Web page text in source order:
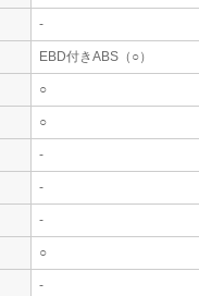
-
EBD付きABS（○）
○
○
-
-
-
○
-